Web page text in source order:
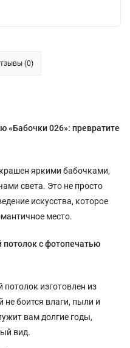
(0)
«Бабочки 026»: превратите
яркими бабочками,
света. Это не просто
искусства, которое
место.
с фотопечатью
потолок изготовлен из
не боится влаги, пыли и
вам долгие годы,
вид.